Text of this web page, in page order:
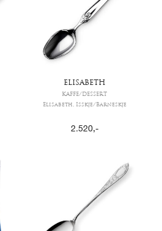
ELISABETH
KAFFE/DESSERT
Elisabeth, Isskje/Barneskje
2.520,-